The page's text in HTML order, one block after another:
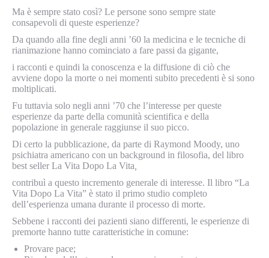
Ma è sempre stato così? Le persone sono sempre state
consapevoli di queste esperienze?
Da quando alla fine degli anni ’60 la medicina e le tecniche di
rianimazione hanno cominciato a fare passi da gigante,
i racconti e quindi la conoscenza e la diffusione di ciò che
avviene dopo la morte o nei momenti subito precedenti è si sono
moltiplicati.
Fu tuttavia solo negli anni ’70 che l’interesse per queste
esperienze da parte della comunità scientifica e della
popolazione in generale raggiunse il suo picco.
Di certo la pubblicazione, da parte di Raymond Moody, uno
psichiatra americano con un background in filosofia, del libro
best seller La Vita Dopo La Vita
contribuì a questo incremento generale di interesse. Il libro “La
Vita Dopo La Vita” è stato il primo studio completo
dell’esperienza umana durante il processo di morte.
Sebbene i racconti dei pazienti siano differenti, le esperienze di
premorte hanno tutte caratteristiche in comune:
Provare pace;